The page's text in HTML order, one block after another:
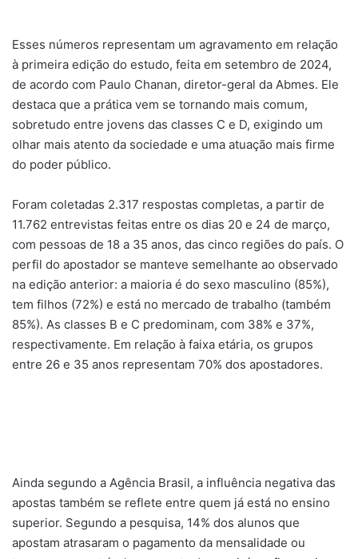
Esses números representam um agravamento em relação
à primeira edição do estudo, feita em setembro de 2024,
de acordo com Paulo Chanan, diretor-geral da Abmes. Ele
destaca que a prática vem se tornando mais comum,
sobretudo entre jovens das classes C e D, exigindo um
olhar mais atento da sociedade e uma atuação mais firme
do poder público.
Foram coletadas 2.317 respostas completas, a partir de
11.762 entrevistas feitas entre os dias 20 e 24 de março,
com pessoas de 18 a 35 anos, das cinco regiões do país. O
perfil do apostador se manteve semelhante ao observado
na edição anterior: a maioria é do sexo masculino (85%),
tem filhos (72%) e está no mercado de trabalho (também
85%). As classes B e C predominam, com 38% e 37%,
respectivamente. Em relação à faixa etária, os grupos
entre 26 e 35 anos representam 70% dos apostadores.
Ainda segundo a Agência Brasil, a influência negativa das
apostas também se reflete entre quem já está no ensino
superior. Segundo a pesquisa, 14% dos alunos que
apostam atrasaram o pagamento da mensalidade ou